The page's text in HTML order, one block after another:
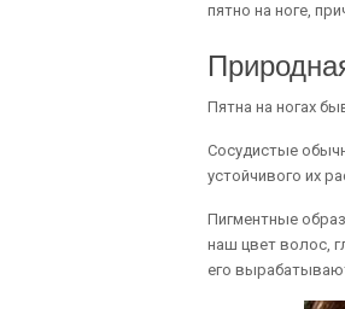
пятно на ноге,
Пятна на ногах
Сосудистые
устойчивого их
Пигментные
наш цвет волос,
его